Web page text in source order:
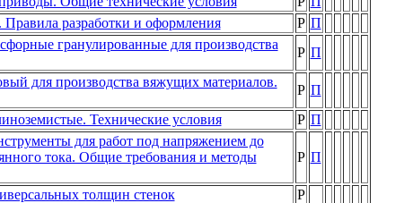
разработки и оформления Р П
гранулированные для производства
Р П
для производства вяжущих материалов.
Р П
Технические условия Р П
для работ под напряжением до
тока. Общие требования и методы
Р П
толщин стенок
Р